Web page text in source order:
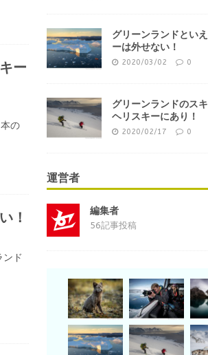
ー
の
！
ンド
グリーンランドとい
ーは外せない！
2020/03/02 0
グリーンランドのス
ヘリスキーにあり！
2020/02/17 0
運営者
編集者
56記事投稿